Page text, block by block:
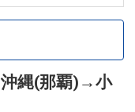
沖縄(那覇) →小